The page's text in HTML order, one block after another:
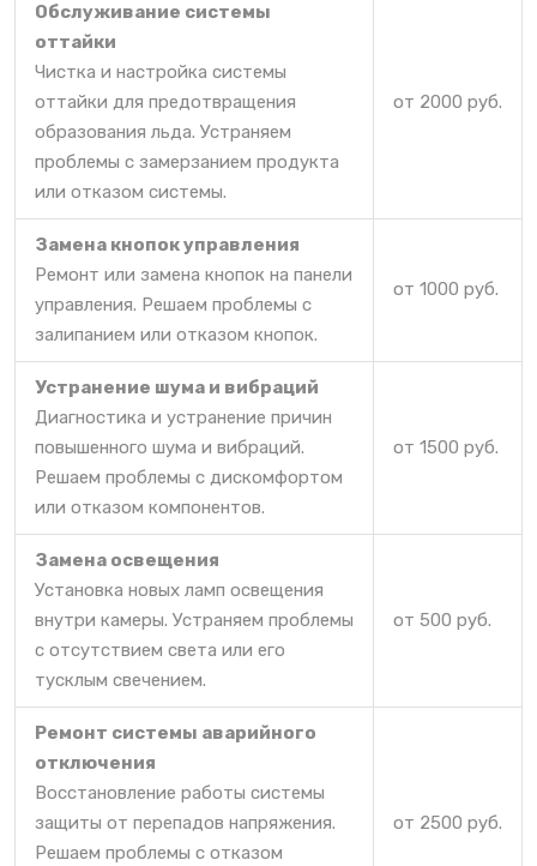
Обслуживание системы
оттайки
Чистка и настройка системы
оттайки для предотвращения
образования льда. Устраняем
проблемы с замерзанием продукта
или отказом системы.
от 2000 руб.
Замена кнопок управления
Ремонт или замена кнопок на панели
управления. Решаем проблемы с
залипанием или отказом кнопок.
от 1000 руб.
Устранение шума и вибраций
Диагностика и устранение причин
повышенного шума и вибраций.
Решаем проблемы с дискомфортом
или отказом компонентов.
от 1500 руб.
Замена освещения
Установка новых ламп освещения
внутри камеры. Устраняем проблемы
с отсутствием света или его
тусклым свечением.
от 500 руб.
Ремонт системы аварийного
отключения
Восстановление работы системы
защиты от перепадов напряжения.
Решаем проблемы с отказом
от 2500 руб.